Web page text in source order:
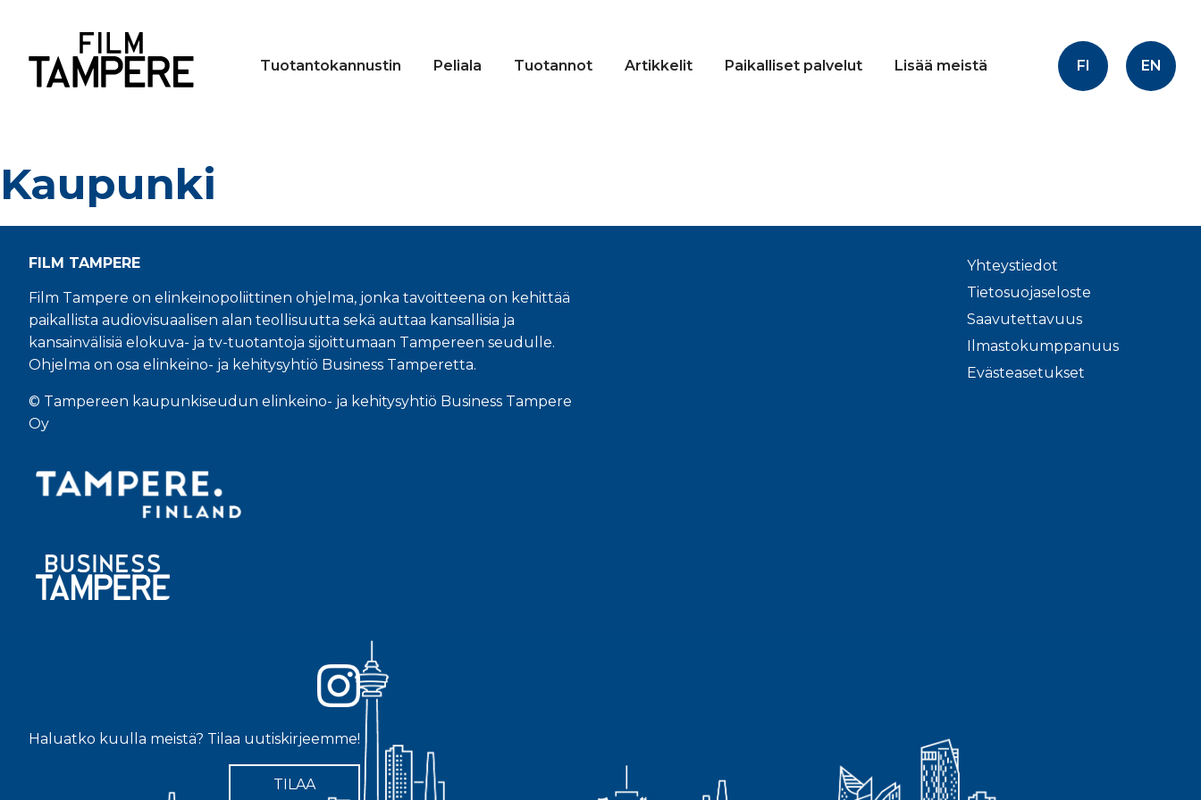
Tuotantokannustin Peliala Tuotannot Artikkelit Paikalliset palvelut Lisää meistä FI EN
Kaupunki
FILM TAMPERE
Film Tampere on elinkeinopoliittinen ohjelma, jonka tavoitteena on kehittää
paikallista audiovisuaalisen alan teollisuutta sekä auttaa kansallisia ja
kansainvälisiä elokuva- ja tv-tuotantoja sijoittumaan Tampereen seudulle.
Ohjelma on osa elinkeino- ja kehitysyhtiö Business Tamperetta.
© Tampereen kaupunkiseudun elinkeino- ja kehitysyhtiö Business Tampere
Oy
Yhteystiedot
Tietosuojaseloste
Saavutettavuus
Ilmastokumppanuus
Evästeasetukset
Haluatko kuulla meistä? Tilaa uutiskirjeemme!
TILAA